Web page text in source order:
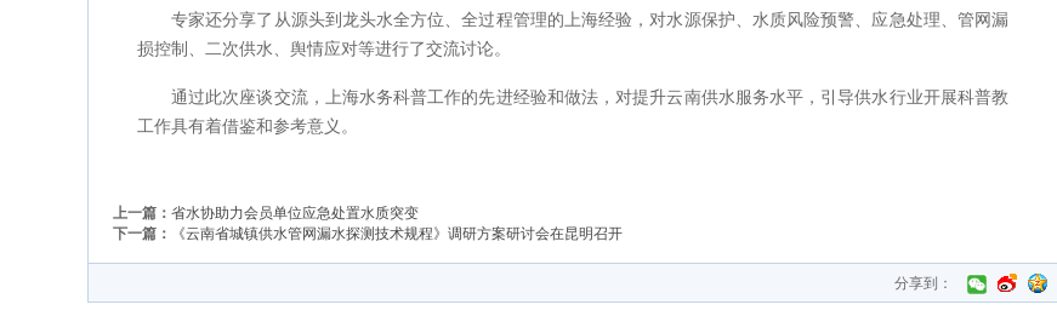
专家还分享了从源头到龙头水全方位、全过程管理的上海经验，对水源保护、水质风险预警、应急处理、管网漏
损控制、二次供水、舆情应对等进行了交流讨论。
通过此次座谈交流，上海水务科普工作的先进经验和做法，对提升云南供水服务水平，引导供水行业开展科普教
工作具有着借鉴和参考意义。
上一篇： 省水协助力会员单位应急处置水质突变
下一篇：
《云南省城镇供水管网漏水探测技术规程》调研方案研讨会在昆明召开
分享到：